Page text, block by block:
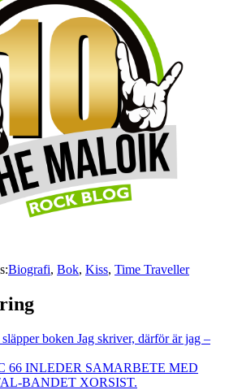
Biografi, Bok, Kiss, Time Traveller
boken Jag skriver, därför är jag –
66 INLEDER SAMARBETE MED
BANDET XORSIST.